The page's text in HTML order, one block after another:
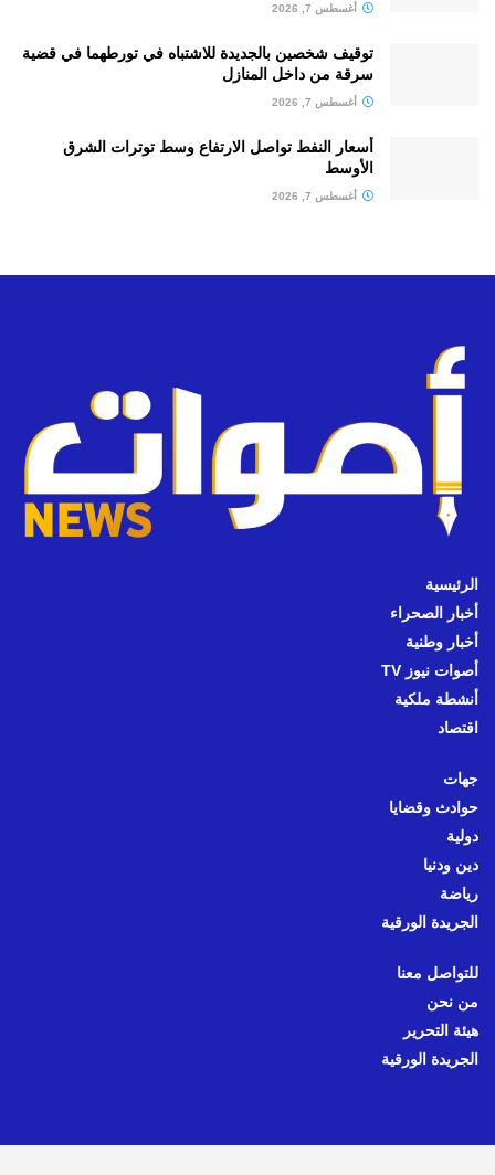
أغسطس 7, 2026
توقيف شخصين بالجديدة للاشتباه في تورطهما في قضية
سرقة من داخل المنازل
أغسطس 7, 2026
أسعار النفط تواصل الارتفاع وسط توترات الشرق
الأوسط
أغسطس 7, 2026
الرئيسية
أخبار الصحراء
أخبار وطنية
أصوات نيوز TV
أنشطة ملكية
اقتصاد
جهات
حوادث وقضايا
دولية
دين ودنيا
رياضة
الجريدة الورقية
للتواصل معنا
من نحن
هيئة التحرير
الجريدة الورقية